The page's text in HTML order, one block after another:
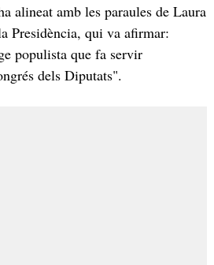
alineat amb les paraules de Laura
Presidència, qui va afirmar:
populista que fa servir
dels Diputats".